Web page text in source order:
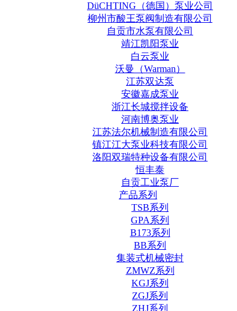
DüCHTING（德国）泵业公司
柳州市酸王泵阀制造有限公司
自贡市水泵有限公司
靖江凯阳泵业
白云泵业
沃曼（Warman）
江苏双达泵
安徽嘉成泵业
浙江长城搅拌设备
河南博奥泵业
江苏法尔机械制造有限公司
镇江江大泵业科技有限公司
洛阳双瑞特种设备有限公司
恒丰泰
自贡工业泵厂
产品系列
TSB系列
GPA系列
B173系列
BB系列
集装式机械密封
ZMWZ系列
KGJ系列
ZGJ系列
ZHJ系列